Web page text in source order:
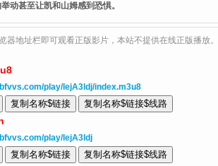
动甚至让凯和山姆感到恐惧。
器地址栏即可观看正版影片，本站不提供在线正版播放。
play/lejA3ldj/index.m3u8
play/lejA3ldj